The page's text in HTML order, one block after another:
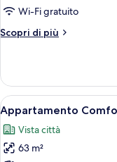
Wi-Fi gratuito
Scopri di più
Altri
Superior
Apri
tutte
le
foto
7
Appartamento
Vista città
63 m²